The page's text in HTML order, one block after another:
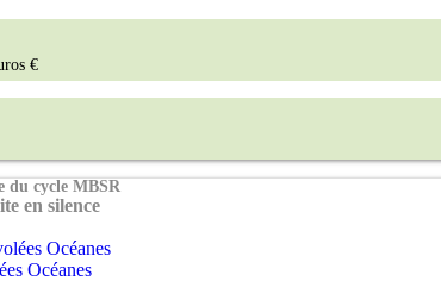
€
du cycle MBSR
en silence
Océanes